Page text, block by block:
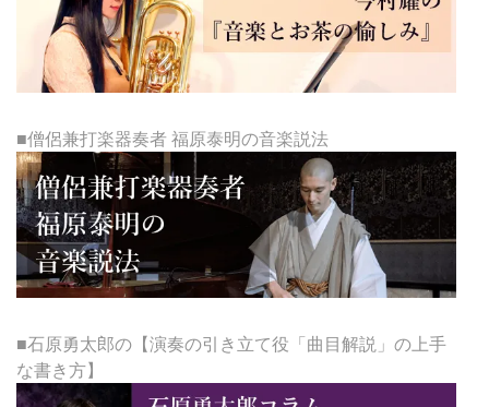
■僧侶兼打楽器奏者 福原泰明の音楽説法
■石原勇太郎の【演奏の引き立て役「曲目解説」の上手
な書き方】